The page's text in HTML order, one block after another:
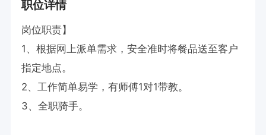
职位详情
岗位职责】
1、根据网上派单需求，安全准时将餐品送至客户
指定地点。
2、工作简单易学，有师傅1对1带教。
3、全职骑手。